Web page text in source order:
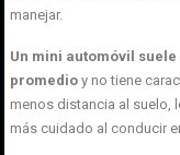
manejar.
Un mini automóvil
promedio y no tiene
menos distancia al suelo,
más cuidado al conducir